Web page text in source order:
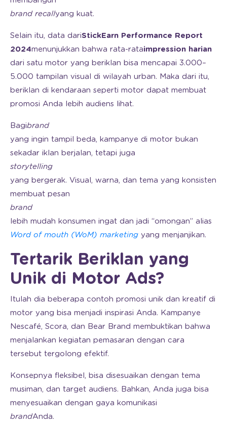
brand recallyang kuat.
Selain itu, data dariStickEarn Performance Report
2024menunjukkan bahwa rata-rataimpression harian
dari satu motor yang beriklan bisa mencapai 3.000–
5.000 tampilan visual di wilayah urban. Maka dari itu,
beriklan di kendaraan seperti motor dapat membuat
promosi Anda lebih audiens lihat.
Bagibrand
yang ingin tampil beda, kampanye di motor bukan
sekadar iklan berjalan, tetapi juga
storytelling
yang bergerak. Visual, warna, dan tema yang konsisten
membuat pesan
brand
lebih mudah konsumen ingat dan jadi “omongan” alias
Word of mouth (WoM) marketing yang menjanjikan.
Tertarik Beriklan yang
Unik di Motor Ads?
Itulah dia beberapa contoh promosi unik dan kreatif di
motor yang bisa menjadi inspirasi Anda. Kampanye
Nescafé, Scora, dan Bear Brand membuktikan bahwa
menjalankan kegiatan pemasaran dengan cara
tersebut tergolong efektif.
Konsepnya fleksibel, bisa disesuaikan dengan tema
musiman, dan target audiens. Bahkan, Anda juga bisa
menyesuaikan dengan gaya komunikasi
brandAnda.